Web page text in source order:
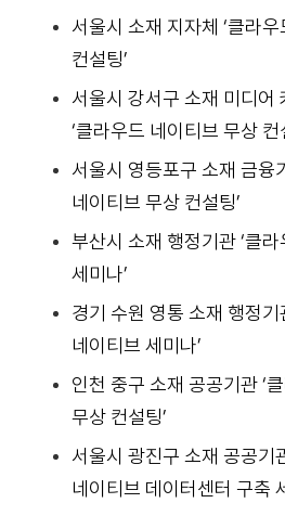
서울시 소재 지자체 ‘클라
컨설팅’
서울시 강서구 소재 미디어
‘클라우드 네이티브 무상 컨
서울시 영등포구 소재 금융
네이티브 무상 컨설팅’
부산시 소재 행정기관 ‘클
세미나’
경기 수원 영통 소재 행정기
네이티브 세미나’
인천 중구 소재 공공기관 ‘
무상 컨설팅’
서울시 광진구 소재 공공기
네이티브 데이터센터 구축